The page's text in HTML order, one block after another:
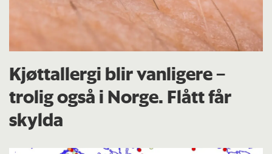
Kjøttallergi blir vanligere –
trolig også i Norge. Flått får
skylda